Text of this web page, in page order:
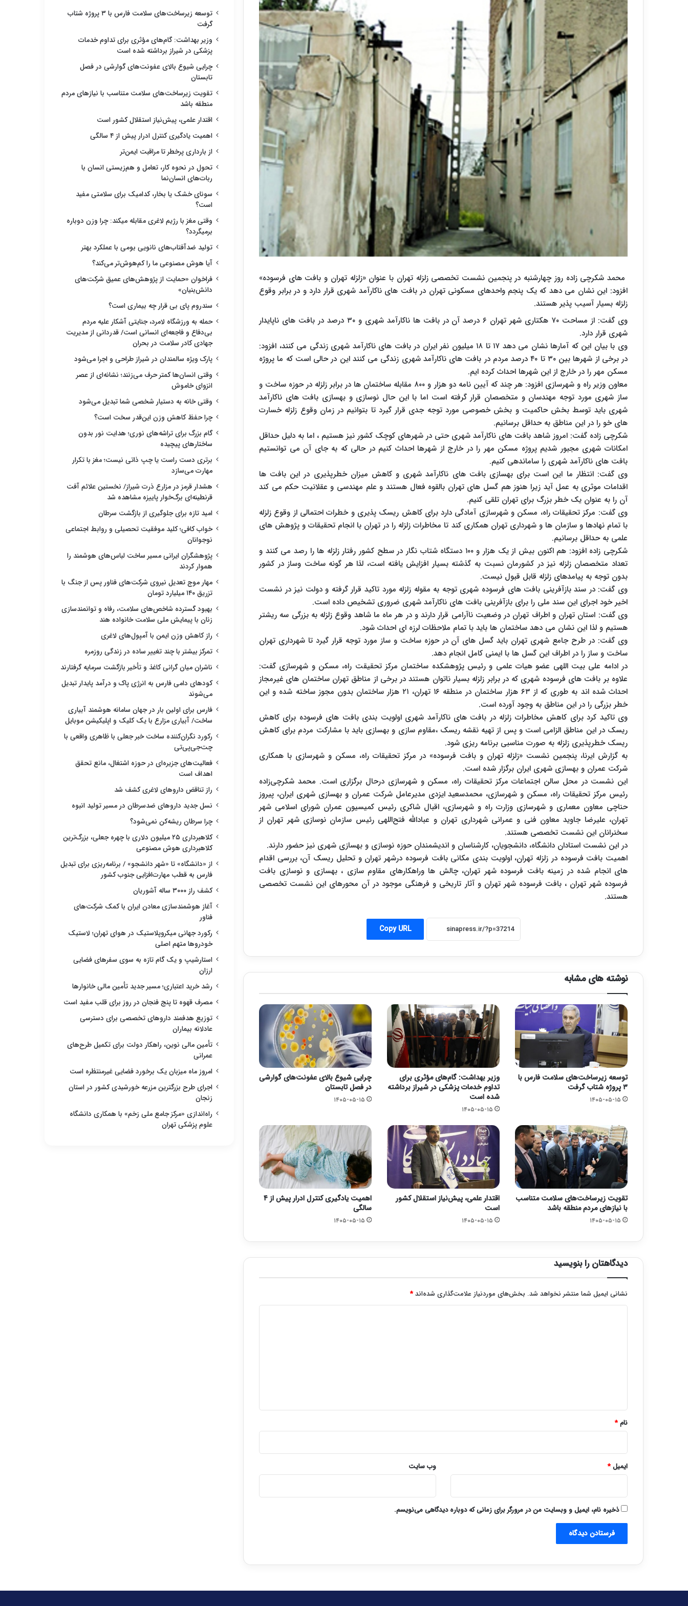
محمد شکرچی زاده روز چهارشنبه در پنجمین نشست تخصصی زلزله تهران با عنوان «زلزله تهران و بافت های فرسوده»
افزود: این نشان می دهد که یک پنجم واحدهای مسکونی تهران در بافت های ناکارآمد شهری قرار دارد و در برابر وقوع
زلزله بسیار آسیب پذیر هستند.
وی گفت: از مساحت ۷۰ هکتاری شهر تهران ۶ درصد آن در بافت ها ناکارآمد شهری و ۳۰ درصد در بافت های ناپایدار
شهری قرار دارد.
وی با بیان این که آمارها نشان می دهد ۱۷ تا ۱۸ میلیون نفر ایران در بافت های ناکارآمد شهری زندگی می کنند، افزود:
در برخی از شهرها بین ۳۰ تا ۴۰ درصد مردم در بافت های ناکارآمد شهری زندگی می کنند این در حالی است که ما پروژه
مسکن مهر را در خارج از این شهرها احداث کرده ایم.
معاون وزیر راه و شهرسازی افزود: هر چند که آیین نامه دو هزار و ۸۰۰ مقابله ساختمان ها در برابر زلزله در حوزه ساخت و
ساز شهری مورد توجه مهندسان و متخصصان قرار گرفته است اما با این حال نوسازی و بهسازی بافت های ناکارآمد
شهری باید توسط بخش حاکمیت و بخش خصوصی مورد توجه جدی قرار گیرد تا بتوانیم در زمان وقوع زلزله خسارت
های خو را در این مناطق به حداقل برسانیم.
شکرچی زاده گفت: امروز شاهد بافت های ناکارآمد شهری حتی در شهرهای کوچک کشور نیز هستیم ، اما به دلیل حداقل
امکانات شهری مجبور شدیم پروژه مسکن مهر را در خارج از شهرها احداث کنیم در حالی که به جای آن می توانستیم
بافت های ناکارآمد شهری را ساماندهی کنیم.
وی گفت: انتظار ما این است برای بهسازی بافت های ناکارآمد شهری و کاهش میزان خطرپذیری در این بافت ها
اقدامات موثری به عمل آید زیرا هنوز هم گسل های تهران بالقوه فعال هستند و علم مهندسی و عقلانیت حکم می کند
آن را به عنوان یک خطر بزرگ برای تهران تلقی کنیم.
وی گفت: مرکز تحقیقات راه، مسکن و شهرسازی آمادگی دارد برای کاهش ریسک پذیری و خطرات احتمالی از وقوع زلزله
با تمام نهادها و سازمان ها و شهرداری تهران همکاری کند تا مخاطرات زلزله را در تهران با انجام تحقیقات و پژوهش های
علمی به حداقل برسانیم.
شکرچی زاده افزود: هم اکنون بیش از یک هزار و ۱۰۰ دستگاه شتاب نگار در سطح کشور رفتار زلزله ها را رصد می کنند و
تعداد متخصصان زلزله نیز در کشورمان نسبت به گذشته بسیار افزایش یافته است، لذا هر گونه ساخت وساز در کشور
بدون توجه به پیامدهای زلزله قابل قبول نیست.
وی گفت: در سند بازآفرینی بافت های فرسوده شهری توجه به مقوله زلزله مورد تاکید قرار گرفته و دولت نیز در نشست
اخیر خود اجرای این سند ملی را برای بازآفرینی بافت های ناکارآمد شهری ضروری تشخیص داده است.
وی گفت: استان تهران و اطراف تهران در وضعیت ناآرامی قرار دارند و در هر ماه ما شاهد وقوع زلزله به بزرگی سه ریشتر
هستیم و لذا این نشان می دهد ساختمان ها باید با تمام ملاحظات لرزه ای احداث شود.
وی گفت: در طرح جامع شهری تهران باید گسل های آن در حوزه ساخت و ساز مورد توجه قرار گیرد تا شهرداری تهران
ساخت و ساز را در اطراف این گسل ها با ایمنی کامل انجام دهد.
در ادامه علی بیت اللهی عضو هیات علمی و رئیس پژوهشکده ساختمان مرکز تحقیقت راه، مسکن و شهرسازی گفت:
علاوه بر بافت های فرسوده شهری که در برابر زلزله بسیار ناتوان هستند در برخی از مناطق تهران ساختمان های غیرمجاز
احداث شده اند به طوری که از ۶۳ هزار ساختمان در منطقه ۱۶ تهران، ۲۱ هزار ساختمان بدون مجوز ساخته شده و این
خطر بزرگی را در این مناطق به وجود آورده است.
وی تاکید کرد برای کاهش مخاطرات زلزله در بافت های ناکارآمد شهری اولویت بندی بافت های فرسوده برای کاهش
ریسک در این مناطق الزامی است و پس از تهیه نقشه ریسک ،مقاوم سازی و بهسازی باید با مشارکت مردم برای کاهش
ریسک خطرپذیری زلزله به صورت مناسبی برنامه ریزی شود.
به گزارش ایرنا، پنجمین نشست «زلزله تهران و بافت فرسوده» در مرکز تحقیقات راه، مسکن و شهرسازی با همکاری
شرکت عمران و بهسازی شهری ایران برگزار شده است.
این نشست در محل سالن اجتماعات مرکز تحقیقات راه، مسکن و شهرسازی درحال برگزاری است. محمد شکرچی‌زاده
رئیس مرکز تحقیقات راه، مسکن و شهرسازی، محمدسعید ایزدی مدیرعامل شرکت عمران و بهسازی شهری ایران، پیروز
حناچی معاون معماری و شهرسازی وزارت راه و شهرسازی، اقبال شاکری رئیس کمیسیون عمران شورای اسلامی شهر
تهران، علیرضا جاوید معاون فنی و عمرانی شهرداری تهران و عبادالله فتح‌اللهی رئیس سازمان نوسازی شهر تهران از
سخنرانان این نشست تخصصی هستند.
در این نشست استادان دانشگاه، دانشجویان، کارشناسان و اندیشمندان حوزه نوسازی و بهسازی شهری نیز حضور دارند.
اهمیت بافت فرسوده در زلزله تهران، اولویت بندی مکانی بافت فرسوده درشهر تهران و تحلیل ریسک آن، بررسی اقدام
های انجام شده در زمینه بافت فرسوده شهر تهران، چالش ها وراهکارهای مقاوم سازی ، بهسازی و نوسازی بافت
فرسوده شهر تهران ، بافت فرسوده شهر تهران و آثار تاریخی و فرهنگی موجود در آن محورهای این نشست تخصصی
هستند.
Copy URL
نوشته های مشابه
توسعه زیرساخت‌های سلامت فارس با
۳ پروژه شتاب گرفت
۱۴۰۵-۰۵-۱۵
وزیر بهداشت: گام‌های مؤثری برای
تداوم خدمات پزشکی در شیراز برداشته
شده است
۱۴۰۵-۰۵-۱۵
چرایی شیوع بالای عفونت‌های گوارشی
در فصل تابستان
۱۴۰۵-۰۵-۱۵
تقویت زیرساخت‌های سلامت متناسب
با نیازهای مردم منطقه باشد
۱۴۰۵-۰۵-۱۵
اقتدار علمی، پیش‌نیاز استقلال کشور
است
۱۴۰۵-۰۵-۱۵
اهمیت یادگیری کنترل ادرار پیش از ۴
سالگی
۱۴۰۵-۰۵-۱۵
دیدگاهتان را بنویسید
نشانی ایمیل شما منتشر نخواهد شد. بخش‌های موردنیاز علامت‌گذاری شده‌اند*
نام*
ایمیل* وب‌ سایت
ذخیره نام، ایمیل و وبسایت من در مرورگر برای زمانی که دوباره دیدگاهی می‌نویسم.
توسعه زیرساخت‌های سلامت فارس با ۳ پروژه شتاب
گرفت
وزیر بهداشت: گام‌های مؤثری برای تداوم خدمات
پزشکی در شیراز برداشته شده است
چرایی شیوع بالای عفونت‌های گوارشی در فصل
تابستان
تقویت زیرساخت‌های سلامت متناسب با نیازهای مردم
منطقه باشد
اقتدار علمی، پیش‌نیاز استقلال کشور است
اهمیت یادگیری کنترل ادرار پیش از ۴ سالگی
از بارداری پرخطر تا مراقبت ایمن‌تر
تحول در نحوه کار، تعامل و هم‌زیستی انسان با
ربات‌های انسان‌نما
سونای خشک یا بخار، کدامیک برای سلامتی مفید
است؟
وقتی مغز با رژیم لاغری مقابله میکند: چرا وزن دوباره
برمیگردد؟
تولید ضدآفتاب‌های نانویی بومی با عملکرد بهتر
آیا هوش مصنوعی ما را کم‌هوش‌تر می‌کند؟
فراخوان «حمایت از پژوهش‌های عمیق شرکت‌های
دانش‌بنیان»
سندروم پای بی قرار چه بیماری است؟
حمله به ورزشگاه لامرد، جنایتی آشکار علیه مردم
بی‌دفاع و فاجعه‌ای انسانی است/ قدردانی از مدیریت
جهادی کادر سلامت در بحران
پارک ویژه سالمندان در شیراز طراحی و اجرا می‌شود
وقتی انسان‌ها کمتر حرف می‌زنند؛ نشانه‌ای از عصر
انزوای خاموش
وقتی خانه به دستیار شخصی شما تبدیل می‌شود
چرا حفظ کاهش وزن این‌قدر سخت است؟
گام بزرگ برای تراشه‌های نوری؛ هدایت نور بدون
ساختارهای پیچیده
برتری دست راست یا چپ ذاتی نیست؛ مغز با تکرار
مهارت می‌سازد
هشدار قرمز در مزارع ذرت شیراز/ نخستین علائم آفت
قرنطینه‌ای برگ‌خوار پاییزه مشاهده شد
امید تازه برای جلوگیری از بازگشت سرطان
خواب کافی؛ کلید موفقیت تحصیلی و روابط اجتماعی
نوجوانان
پژوهشگران ایرانی مسیر ساخت لباس‌های هوشمند را
هموار کردند
مهار موج تعدیل نیروی شرکت‌های فناور پس از جنگ با
تزریق ۱۴۰ میلیارد تومان
بهبود گسترده شاخص‌های سلامت، رفاه و توانمندسازی
زنان با پیمایش ملی سلامت خانواده هند
راز کاهش وزن ایمن با آمپول‌های لاغری
تمرکز بیشتر با چند تغییر ساده در زندگی روزمره
ناشران میان گرانی کاغذ و تأخیر بازگشت سرمایه گرفتارند
کودهای دامی فارس به انرژی پاک و درآمد پایدار تبدیل
می‌شوند
فارس برای اولین بار در جهان سامانه هوشمند آبیاری
ساخت/ آبیاری مزارع با یک کلیک و اپلیکیشن موبایل
رکورد نگران‌کننده ساخت خبر جعلی با ظاهری واقعی با
چت‌جی‌پی‌تی
فعالیت‌های جزیره‌ای در حوزه اشتغال، مانع تحقق
اهداف است
راز تناقض داروهای لاغری کشف شد
نسل جدید داروهای ضدسرطان در مسیر تولید انبوه
چرا سرطان ریشه‌کن نمی‌شود؟
کلاهبرداری ۲۵ میلیون دلاری با چهره جعلی، بزرگ‌ترین
کلاهبرداری هوش مصنوعی
از «دانشگاه» تا «شهر دانشجو» / برنامه‌ریزی برای تبدیل
فارس به قطب مهارت‌افزایی جنوب کشور
کشف راز ۳۰۰۰ ساله آشوریان
آغاز هوشمندسازی معادن ایران با کمک شرکت‌های
فناور
رکورد جهانی میکروپلاستیک در هوای تهران؛ لاستیک
خودروها متهم اصلی
استارشیپ و یک گام تازه به سوی سفرهای فضایی
ارزان
رشد خرید اعتباری؛ مسیر جدید تأمین مالی خانوارها
مصرف قهوه تا پنج فنجان در روز برای قلب مفید است
توزیع هدفمند داروهای تخصصی برای دسترسی
عادلانه بیماران
تأمین مالی نوین، راهکار دولت برای تکمیل طرح‌های
عمرانی
امروز ماه میزبان یک برخورد فضایی غیرمنتظره است
اجرای طرح بزرگترین مزرعه خورشیدی کشور در استان
زنجان
راه‌اندازی «مرکز جامع ملی زخم» با همکاری دانشگاه
علوم پزشکی تهران